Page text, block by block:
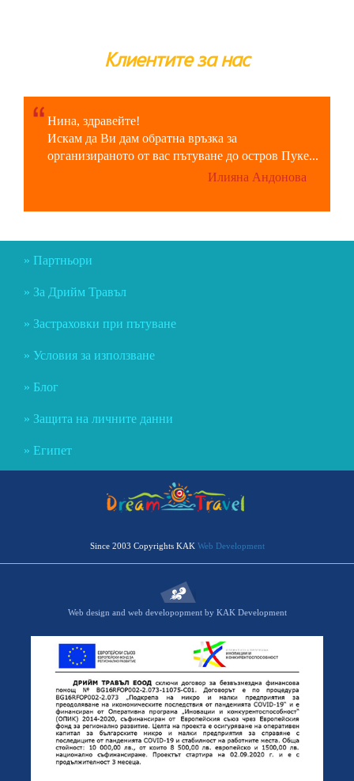
Клиентите за нас
Нина, здравейте!
Искам да Ви дам обратна връзка за
организираното от вас пътуване до остров Пуке...
Илияна Андонова
Партньори
За Дрийм Травъл
Застраховки при пътуване
Условия за използване
Блог
Защита на личните данни
Египет
Since 2003 Copyrights KAK Web Development
Web design and web developopment by KAK Development